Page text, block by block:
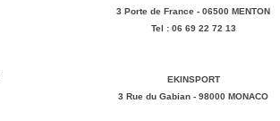
3 Porte de France - 06500 MENTON
Tel : 06 69 22 72 13
EKINSPORT
3 Rue du Gabian - 98000 MONACO